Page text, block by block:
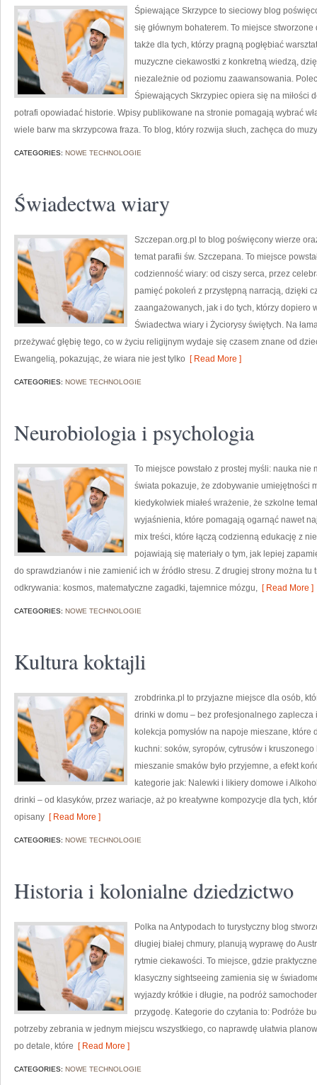
Śpiewające Skrzypce to sieciowy blog
się głównym bohaterem. To miejsce
także dla tych, którzy pragną pogłębiać
muzyczne ciekawostki z konkretną wiedzą,
niezależnie od poziomu zaawansowania.
Śpiewających Skrzypiec opiera się na miłości
potrafi opowiadać historie. Wpisy publikowane na stronie pomagają wybrać
wiele barw ma skrzypcowa fraza. To blog, który rozwija słuch, zachęca do
CATEGORIES: NOWE TECHNOLOGIE
Świadectwa wiary
Szczepan.org.pl to blog poświęcony wierze
temat parafii św. Szczepana. To miejsce
codzienność wiary: od ciszy serca, przez
pamięć pokoleń z przystępną narracją, dzięki
zaangażowanych, jak i do tych, którzy dopiero
Świadectwa wiary i Życiorysy świętych. Na
przeżywać głębię tego, co w życiu religijnym wydaje się czasem znane od
Ewangelią, pokazując, że wiara nie jest tylko [ Read More ]
CATEGORIES: NOWE TECHNOLOGIE
Neurobiologia i psychologia
To miejsce powstało z prostej myśli: nauka
świata pokazuje, że zdobywanie umiejętności
kiedykolwiek miałeś wrażenie, że szkolne
wyjaśnienia, które pomagają ogarnąć nawet
mix treści, które łączą codzienną edukację z
pojawiają się materiały o tym, jak lepiej
do sprawdzianów i nie zamienić ich w źródło stresu. Z drugiej strony można tu
odkrywania: kosmos, matematyczne zagadki, tajemnice mózgu, [ Read More ]
CATEGORIES: NOWE TECHNOLOGIE
Kultura koktajli
zrobdrinka.pl to przyjazne miejsce dla osób,
drinki w domu – bez profesjonalnego zaplecza
kolekcja pomysłów na napoje mieszane,
kuchni: soków, syropów, cytrusów i
mieszanie smaków było przyjemne, a efekt
kategorie jak: Nalewki i likiery domowe i
drinki – od klasyków, przez wariacje, aż po kreatywne kompozycje dla tych,
opisany [ Read More ]
CATEGORIES: NOWE TECHNOLOGIE
Historia i kolonialne dziedzictwo
Polka na Antypodach to turystyczny blog
długiej białej chmury, planują wyprawę do
rytmie ciekawości. To miejsce, gdzie
klasyczny sightseeing zamienia się w
wyjazdy krótkie i długie, na podróż
przygodę. Kategorie do czytania to: Podróże
potrzeby zebrania w jednym miejscu wszystkiego, co naprawdę ułatwia
po detale, które [ Read More ]
CATEGORIES: NOWE TECHNOLOGIE